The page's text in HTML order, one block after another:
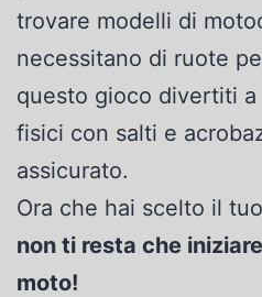
trovare modelli di
necessitano di ruote
questo gioco divertiti
fisici con salti e
assicurato.
Ora che hai scelto il
non ti resta che
moto!